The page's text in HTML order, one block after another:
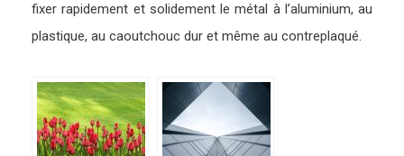
fixer rapidement et solidement le métal à l’aluminium, au
plastique, au caoutchouc dur et même au contreplaqué.